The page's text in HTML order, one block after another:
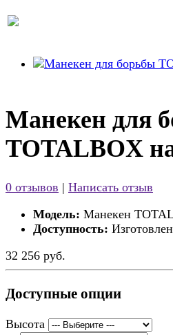
Манекен для
TOTALBOX
0 отзывов | Написать отзыв
Модель: Манекен
Доступность:
32 256 руб.
Доступные опции
Высота